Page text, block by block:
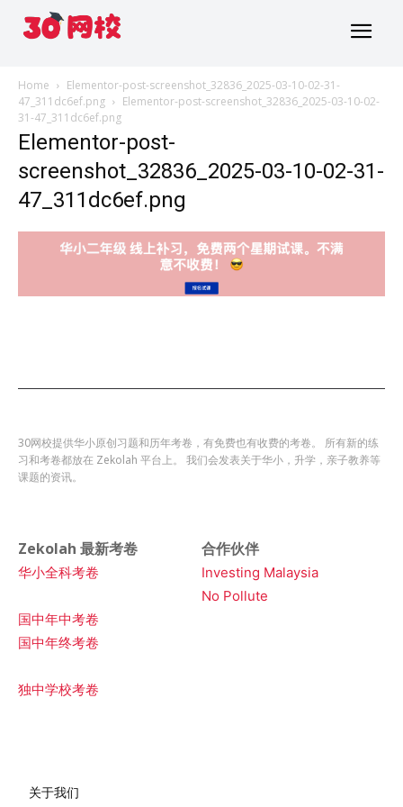
Home
Elementor-post-screenshot_32836_2025-03-10-02-31-
47_311dc6ef.png
Elementor-post-screenshot_32836_2025-03-10-02-
31-47_311dc6ef.png
Elementor-post-
screenshot_32836_2025-03-10-02-31-
47_311dc6ef.png
30网校提供华小原创习题和历年考卷，有免费也有收费的考卷。 所有新的练
习和考卷都放在 Zekolah 平台上。 我们会发表关于华小，升学，亲子教养等
课题的资讯。
Zekolah 最新考卷
华小全科考卷
国中年中考卷
国中年终考卷
独中学校考卷
合作伙伴
Investing Malaysia
No Pollute
关于我们